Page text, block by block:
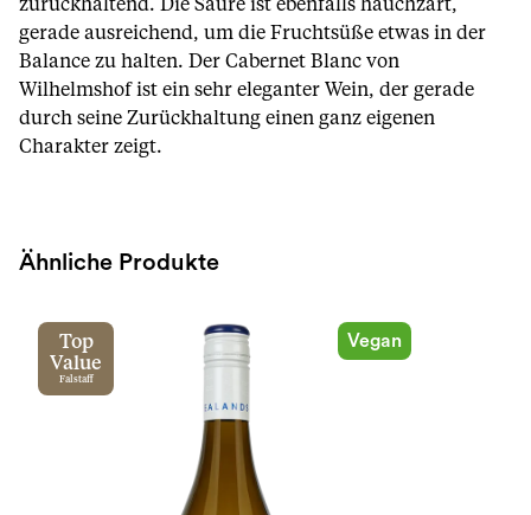
zurückhaltend. Die Säure ist ebenfalls hauchzart,
gerade ausreichend, um die Fruchtsüße etwas in der
Balance zu halten. Der Cabernet Blanc von
Wilhelmshof ist ein sehr eleganter Wein, der gerade
durch seine Zurückhaltung einen ganz eigenen
Charakter zeigt.
Ähnliche Produkte
Top
Value
Falstaff
Vegan